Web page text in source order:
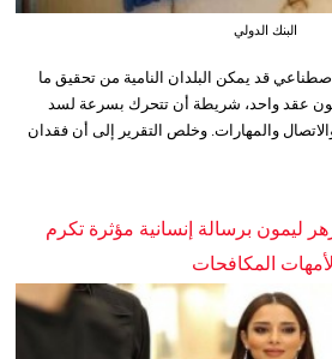
البنك الدولي
قد يمكن البلدان النامية من تحقيق ما
عقد واحد، شريطة أن تتحرك بسرعة لسد
والمهارات. وخلص التقرير إلى أن فقدان
ليمون برسالة إنسانية مؤثرة تكرم
الأمهات المكافحات